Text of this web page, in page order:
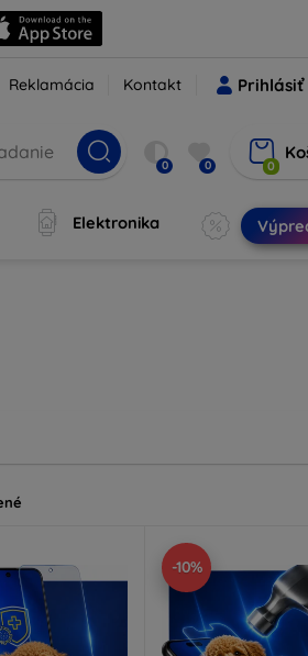
Reklamácia Kontakt Prihlásiť
0 0 0
Elektronika
-10%